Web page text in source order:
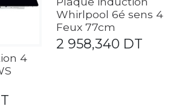
4
Whirlpool 6é sens 4
Feux 77cm
2 958,340 DT